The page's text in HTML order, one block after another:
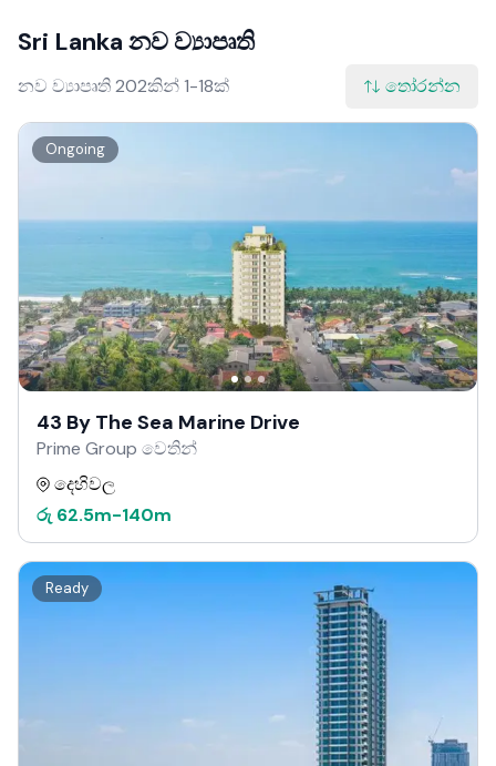
Sri Lanka නව ව්‍යාපෘති
නව ව්‍යාපෘති 202කින් 1-18ක් තෝරන්න
Ongoing
43 By The Sea Marine Drive
Prime Group වෙතින්
දෙහිවල
රු 62.5m-140m
Ready